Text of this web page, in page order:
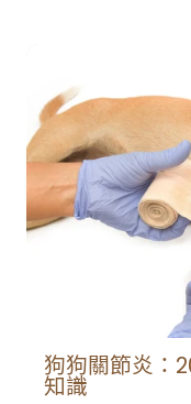
狗狗關節炎：
知識